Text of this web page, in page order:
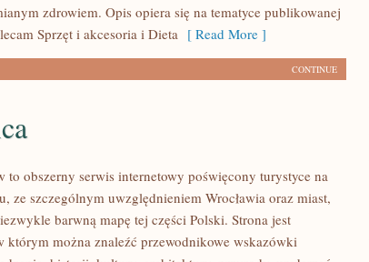
zdrowiem. Opis opiera się na tematyce publikowanej
Sprzęt i akcesoria i Dieta [ Read More ]
CONTINUE
to obszerny serwis internetowy poświęcony turystyce na
ze szczególnym uwzględnieniem Wrocławia oraz miast,
barwną mapę tej części Polski. Strona jest
którym można znaleźć przewodnikowe wskazówki